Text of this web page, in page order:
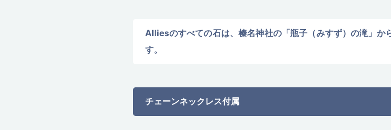
Alliesのすべての石は、榛名神社の「瓶子（みすず）の滝」か
す。
チェーンネックレス付属